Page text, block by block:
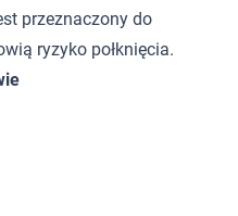
przeznaczony do
ryzyko połknięcia.